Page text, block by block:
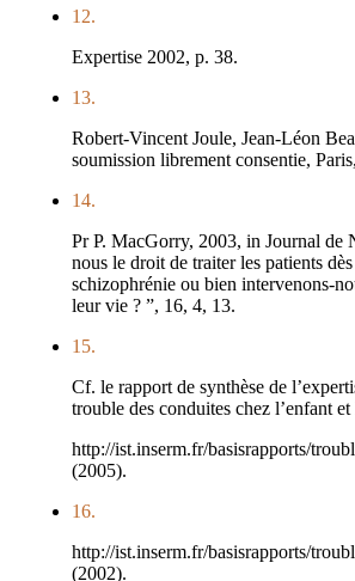
12.
Expertise 2002, p. 38.
13.
Robert-Vincent Joule, Jean-Léon
soumission librement consentie,
14.
Pr P. MacGorry, 2003, in Journal de
nous le droit de traiter les patients
schizophrénie ou bien intervenons-
leur vie ? ”, 16, 4, 13.
15.
Cf. le rapport de synthèse de
trouble des conduites chez l’enfant et
http://ist.inserm.fr/basisrapports/
(2005).
16.
http://ist.inserm.fr/basisrapports/
(2002).